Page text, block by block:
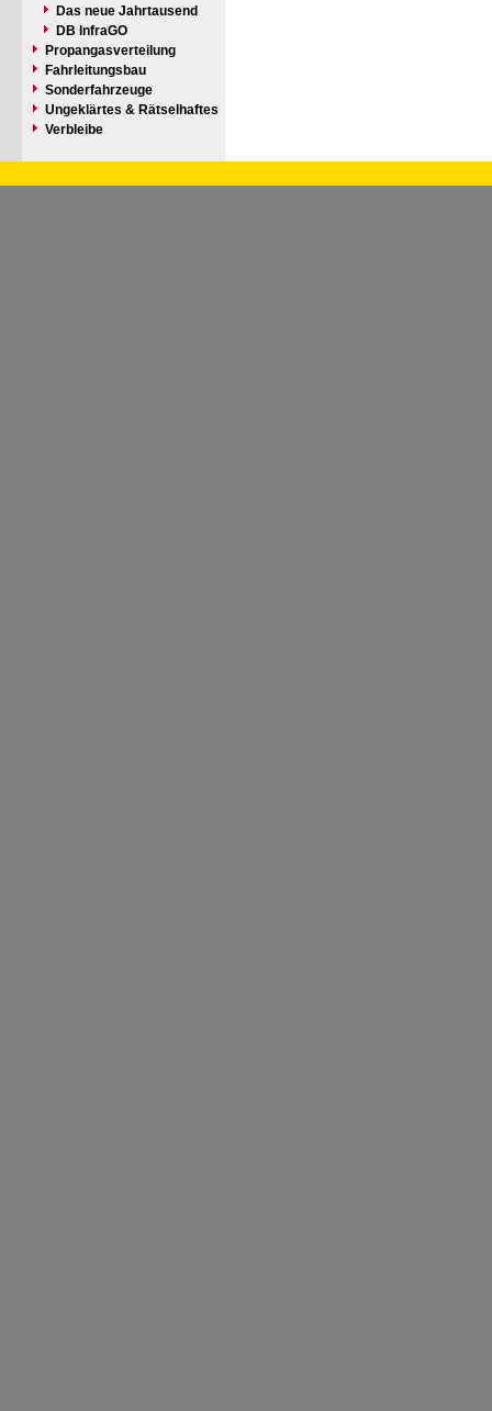
Das neue Jahrtausend
DB InfraGO
Propangasverteilung
Fahrleitungsbau
Sonderfahrzeuge
Ungeklärtes & Rätselhaftes
Verbleibe